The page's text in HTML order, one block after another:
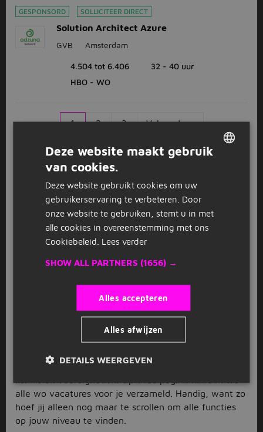
GESPONSORD SOLLICITEER DIRECT
Solution Architect Azure
GVB Amsterdam
4.504 tot 6.406
32 - 40 uur
HBO - WO
1 2 3 Volgende >
recent gesloten vacatures
Werk op wo-niveau
Net afgestudeerd aan een universiteit en nu op zoek
naar een passende startersfunctie? Of ben je toe aan
een nieuwe uitdaging op jouw niveau? Grote kans dat
openstaande wo vacatures op Jobbird vindt. Het is
logisch dat je bij het zoeken van een nieuwe baan
niet alleen op basis van beroepsgroep en
dienstverband selecteert, maar ook kijkt naar het
benodigde opleidingsniveau voor een bepaalde
functie. Zo is de kans het grootst dat een functie
uitdagend genoeg voor je is en aansluit op jouw
alle wo vacatures voor je verzameld. Handig, want zo
hoef jij alleen nog maar te scrollen om alle functies
op jouw niveau te vinden.
Deze website maakt gebruik
van cookies.
Deze website gebruikt cookies om uw
gebruikerservaring te verbeteren. Door
onze website te gebruiken, stemt u in met
alle cookies in overeenstemming met ons
Cookiebeleid. Lees verder
SHOW ALL PARTNERS (1656) →
Alles accepteren
Alles afwijzen
DETAILS WEERGEVEN